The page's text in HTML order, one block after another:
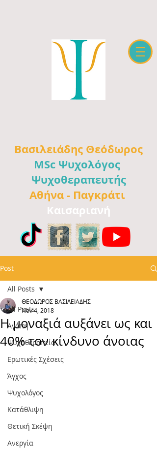
Βασιλειάδης Θεόδωρος
MSc Ψυχολόγος
Ψυχοθεραπευτής
Αθήνα - Παγκράτι
Καισαριανή
Post
All Posts
Αγάπη
Ψυχοθεραπεία
Ερωτικές Σχέσεις
Άγχος
Ψυχολόγος
Κατάθλιψη
Θετική Σκέψη
Ανεργία
All Posts
Η μοναξιά αυξάνει ως και
40% τον κίνδυνο άνοιας
ΘΕΟΔΩΡΟΣ ΒΑΣΙΛΕΙΑΔΗΣ
Nov 4, 2018